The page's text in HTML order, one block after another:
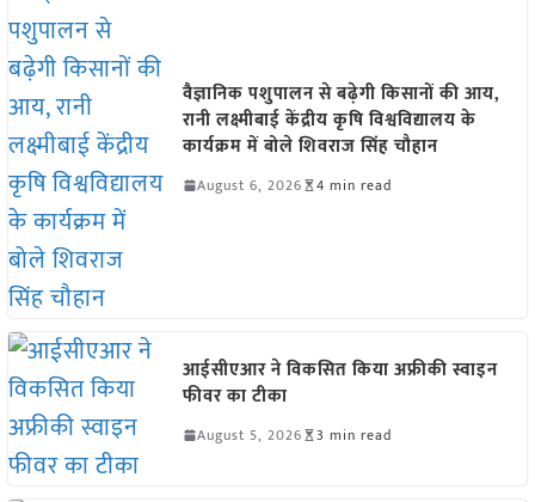
वैज्ञानिक पशुपालन से बढ़ेगी किसानों की आय,
रानी लक्ष्मीबाई केंद्रीय कृषि विश्वविद्यालय के
कार्यक्रम में बोले शिवराज सिंह चौहान
August 6, 2026 4 min read
आईसीएआर ने विकसित किया अफ्रीकी स्वाइन
फीवर का टीका
August 5, 2026 3 min read